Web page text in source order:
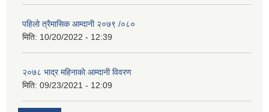
पहिलो त्रैमासिक आम्दानी २०७९ /०८०
मिति: 10/20/2022 - 12:39
२०७८ भाद्र महिनाकाे आम्दानी विवरण
मिति: 09/23/2021 - 12:09